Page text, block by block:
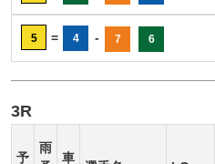
5 = 4 - 7 6
3R
予
雨
車